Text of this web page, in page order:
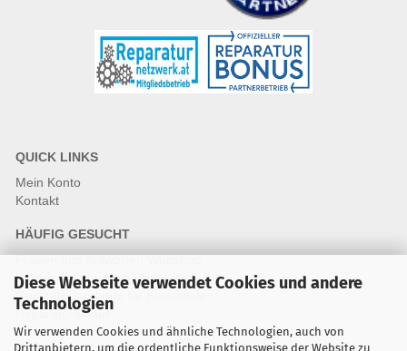
Diese Webseite verwendet Cookies und andere
Technologien
Wir verwenden Cookies und ähnliche Technologien, auch von
Drittanbietern, um die ordentliche Funktionsweise der Website zu
QUICK LINKS
Mein Konto
Kontakt
HÄUFIG GESUCHT
Fragen und Antworten Webshop
Fragen & Antworten Reparatur
Qualitätsstandards für Ersatzteile
Reparaturablauf